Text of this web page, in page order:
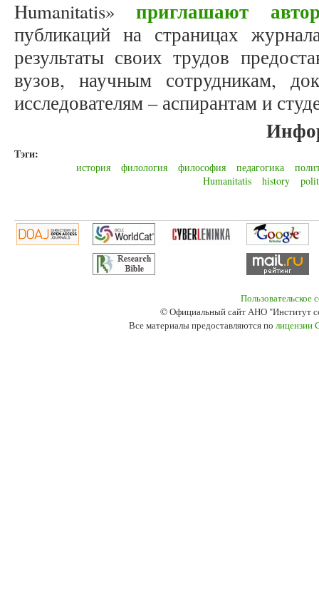
Humanitatis»приглашают
публикаций на страницах
результаты своих трудов
вузов, научным сотрудникам,
исследователям – аспирантам и
Тэги:
история филология философия педагогика
Humanitatis
history
Пользовательское
© Официальный сайт АНО "Институт
Все материалы предоставляются по лицензии